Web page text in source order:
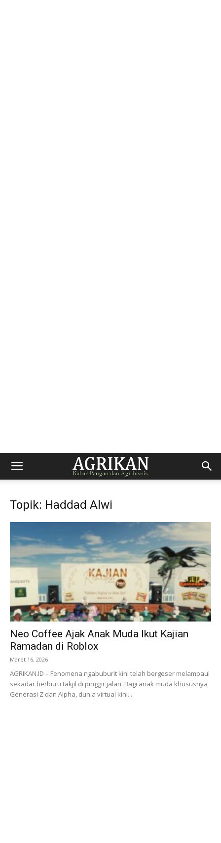
Topik: Haddad Alwi
Neo Coffee Ajak Anak Muda Ikut Kajian
Ramadan di Roblox
Maret 16, 2026
AGRIKAN.ID – Fenomena ngabuburit kini telah bergeser melampaui
sekadar berburu takjil di pinggir jalan. Bagi anak muda khususnya
Generasi Z dan Alpha, dunia virtual kini...